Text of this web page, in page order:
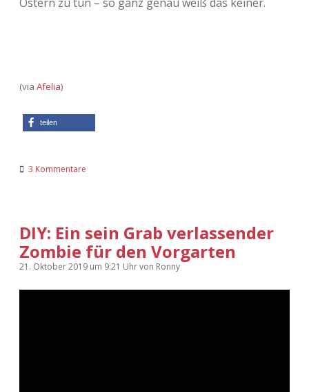
(via Afelia)
teilen
3 Kommentare
DIY: Ein sein Grab verlassender
Zombie für den Vorgarten
21. Oktober 2019 um 9:21 Uhrvon Ronny